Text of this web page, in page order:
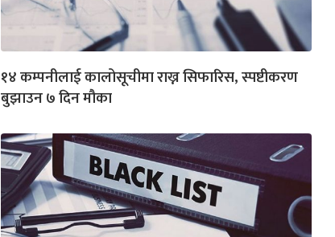
१४ कम्पनीलाई कालोसूचीमा राख्न सिफारिस, स्पष्टीकरण
बुझाउन ७ दिन मौका